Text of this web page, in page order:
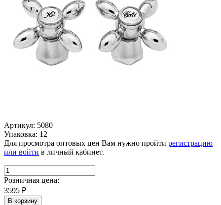
Артикул: 5080
Упаковка: 12
Для просмотра оптовых цен Вам нужно пройти регистрацию
или войти в личный кабинет.
Розничная цена:
3595 ₽
В корзину